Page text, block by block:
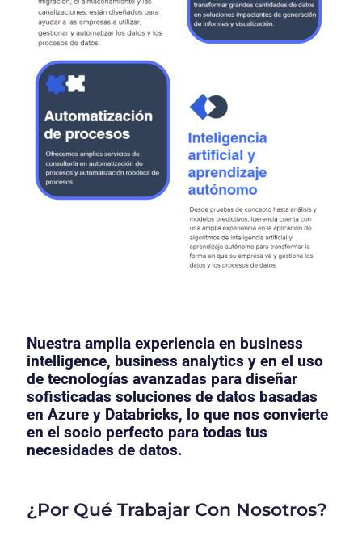
Nuestra amplia experiencia en business
intelligence, business analytics y en el uso
de tecnologías avanzadas para diseñar
sofisticadas soluciones de datos basadas
en Azure y Databricks, lo que nos convierte
en el socio perfecto para todas tus
necesidades de datos.
¿Por Qué Trabajar Con Nosotros?